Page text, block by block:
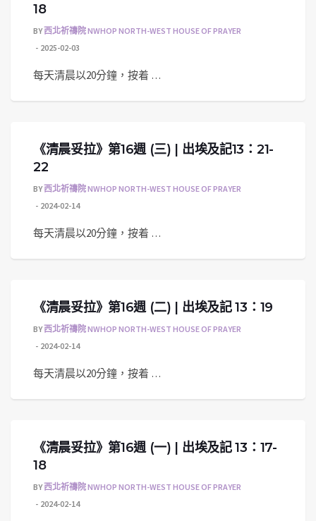
18
BY西北祈禱院 NWHOP NORTH-WEST HOUSE OF PRAYER
2025-02-03
每天清晨以20分鐘，按着 …
《清晨妥拉》第16週 (三) | 出埃及記13：21-
22
BY西北祈禱院 NWHOP NORTH-WEST HOUSE OF PRAYER
2024-02-14
每天清晨以20分鐘，按着 …
《清晨妥拉》第16週 (二) | 出埃及記 13：19
BY西北祈禱院 NWHOP NORTH-WEST HOUSE OF PRAYER
2024-02-14
每天清晨以20分鐘，按着 …
《清晨妥拉》第16週 (一) | 出埃及記 13：17-
18
BY西北祈禱院 NWHOP NORTH-WEST HOUSE OF PRAYER
2024-02-14